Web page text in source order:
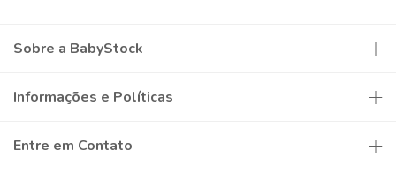
Sobre a BabyStock
Informações e Políticas
Entre em Contato